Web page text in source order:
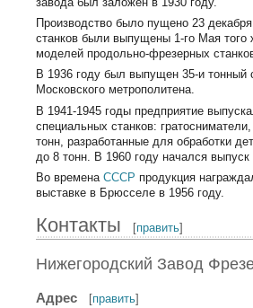
Производство было пущено 23
станков были выпущены 1-го Мая того
моделей продольно-фрезерных
В 1936 году был выпущен 35-и тонный
Московского метрополитена.
В 1941-1945 годы предприятие
специальных станков:
тонн, разработанные для обработки
до 8 тонн. В 1960 году начался
Во временаСССР продукция
выставке в Брюсселе в 1956 году.
Контакты [править]
Нижегородский Завод
Адрес [править]